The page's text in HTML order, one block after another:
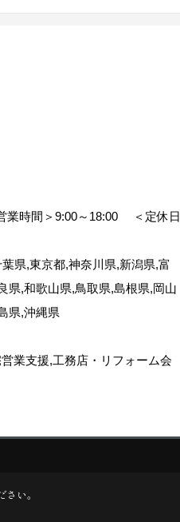
業時間＞9:00～18:00
＜定休日
県,東京都,神奈川県,新潟県,富
県,和歌山県,鳥取県,島根県,岡山
県,沖縄県
業支援,工務店・リフォーム会
い。